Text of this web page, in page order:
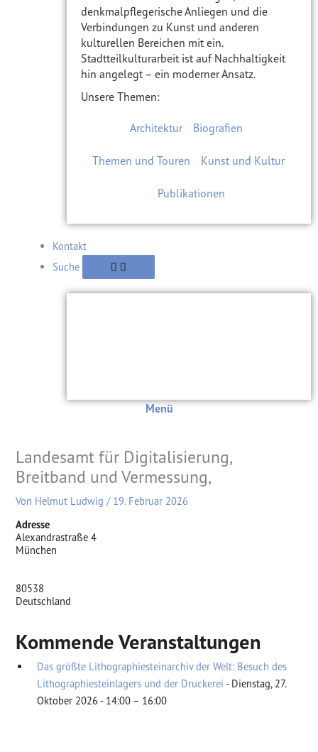
denkmalpflegerische Anliegen und die
Verbindungen zu Kunst und anderen
kulturellen Bereichen mit ein.
Stadtteilkulturarbeit ist auf Nachhaltigkeit
hin angelegt – ein moderner Ansatz.
Unsere Themen:
Architektur Biografien
Themen und Touren Kunst und Kultur
Publikationen
Kontakt
Suche
Menü
Landesamt für Digitalisierung,
Breitband und Vermessung,
Von Helmut Ludwig/ 19. Februar 2026
Adresse
Alexandrastraße 4
München
80538
Deutschland
Kommende Veranstaltungen
Das größte Lithographiesteinarchiv der Welt: Besuch des
Lithographiesteinlagers und der Druckerei - Dienstag, 27.
Oktober 2026 - 14:00 – 16:00